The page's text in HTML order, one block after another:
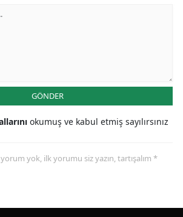
GÖNDER
okumuş ve kabul etmiş sayılırsınız
yok, ilk yorumu siz yazın, tartışalım *